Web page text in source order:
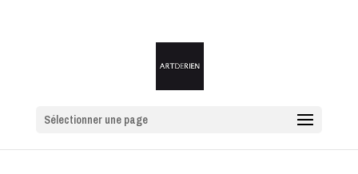
Sélectionner une page